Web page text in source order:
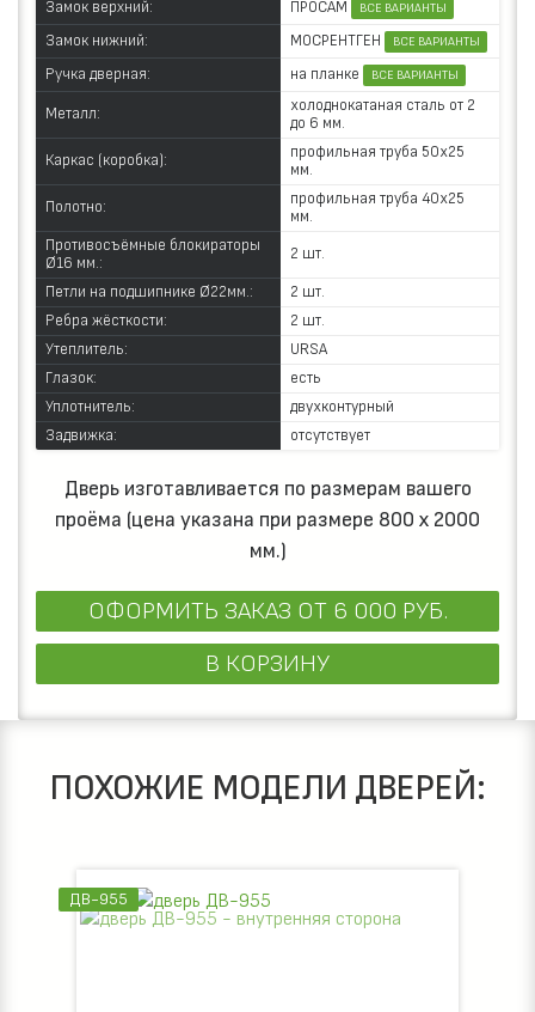
Замок верхний: ПРОСАМ ВСЕ ВАРИАНТЫ
Замок нижний: МОСРЕНТГЕН ВСЕ ВАРИАНТЫ
Ручка дверная: на планке ВСЕ ВАРИАНТЫ
Металл:
холоднокатаная сталь от 2
до 6 мм.
Каркас (коробка):
профильная труба 50х25
мм.
Полотно:
профильная труба 40х25
мм.
Противосъёмные блокираторы
Ø16 мм.:
2 шт.
Петли на подшипнике Ø22мм.:
2 шт.
Ребра жёсткости:
2 шт.
Утеплитель:
URSA
Глазок:
есть
Уплотнитель:
двухконтурный
Задвижка:
отсутствует
Дверь изготавливается по размерам вашего
проёма (цена указана при размере 800 х 2000
мм.)
ОФОРМИТЬ ЗАКАЗ ОТ 6 000 РУБ.
В КОРЗИНУ
ПОХОЖИЕ МОДЕЛИ ДВЕРЕЙ:
ДВ-925